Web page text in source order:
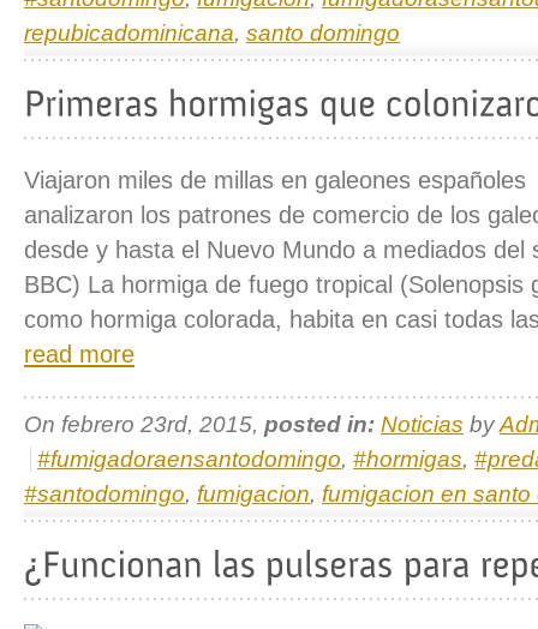
repubicadominicana, santo domingo
Viajaron miles de millas en galeones
analizaron los patrones de comercio de los
desde y hasta el Nuevo Mundo a mediados del
BBC) La hormiga de fuego tropical (Solenopsis
como hormiga colorada, habita en casi todas
read more
On febrero 23rd, 2015, posted in: Noticias by
#fumigadoraensantodomingo, #hormigas,
#santodomingo, fumigacion, fumigacion en santo